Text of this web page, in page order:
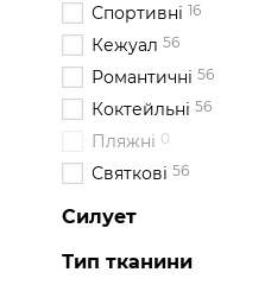
Спортивні 16
Кежуал 56
Романтичні 56
Коктейльні 56
Пляжні 0
Святкові 56
Силует
Тип тканини